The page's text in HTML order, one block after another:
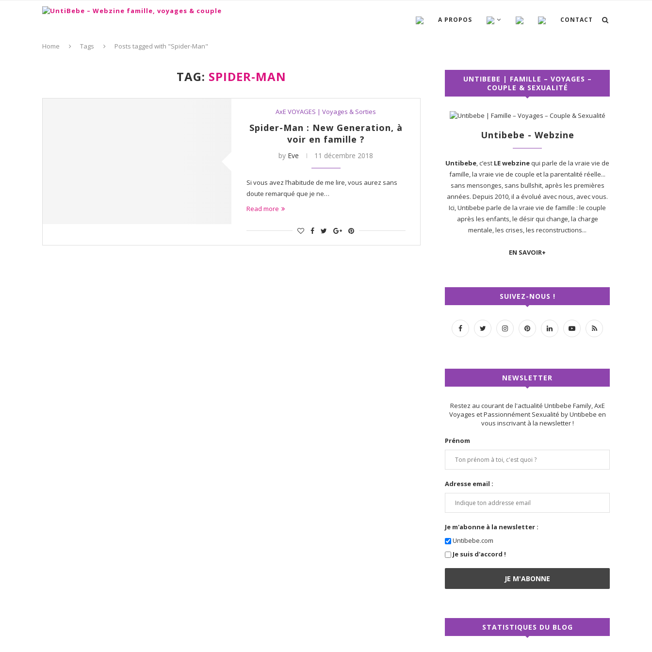
A PROPOS CONTACT
Home Tags Posts tagged with "Spider-Man"
TAG: SPIDER-MAN
AxE VOYAGES | Voyages & Sorties
Spider-Man : New Generation, à
voir en famille ?
by Eve 11 décembre 2018
Si vous avez l’habitude de me lire, vous aurez sans
doute remarqué que je ne…
Read more
UNTIBEBE | FAMILLE – VOYAGES –
COUPLE & SEXUALITÉ
Untibebe - Webzine
Untibebe, c’est LE webzinequi parle de la vraie vie de
famille, la vraie vie de couple et la parentalité réelle...
sans mensonges, sans bullshit, après les premières
années. Depuis 2010, il a évolué avec nous, avec vous.
Ici, Untibebe parle de la vraie vie de famille : le couple
après les enfants, le désir qui change, la charge
mentale, les crises, les reconstructions...
EN SAVOIR+
SUIVEZ-NOUS !
NEWSLETTER
Restez au courant de l'actualité Untibebe Family, AxE
Voyages et Passionnément Sexualité by Untibebe en
vous inscrivant à la newsletter !
Prénom
Adresse email :
Je m'abonne à la newsletter :
Untibebe.com
Je suis d'accord !
STATISTIQUES DU BLOG